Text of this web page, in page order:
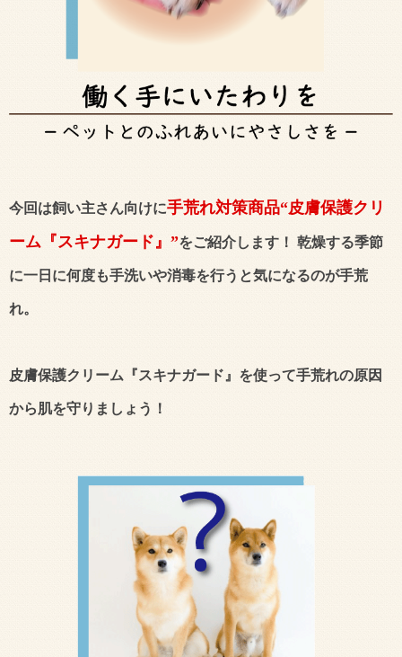
今回は飼い主さん向けに手荒れ対策商品“皮膚保護クリ
ーム『スキナガード』”をご紹介します！ 乾燥する季節
に一日に何度も手洗いや消毒を行うと気になるのが手荒
れ。
皮膚保護クリーム『スキナガード』を使って手荒れの原因
から肌を守りましょう！